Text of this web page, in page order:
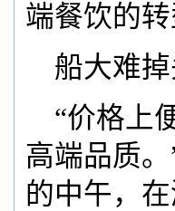
端餐饮的转
船大难掉
“价格上
高端品质
的中午，